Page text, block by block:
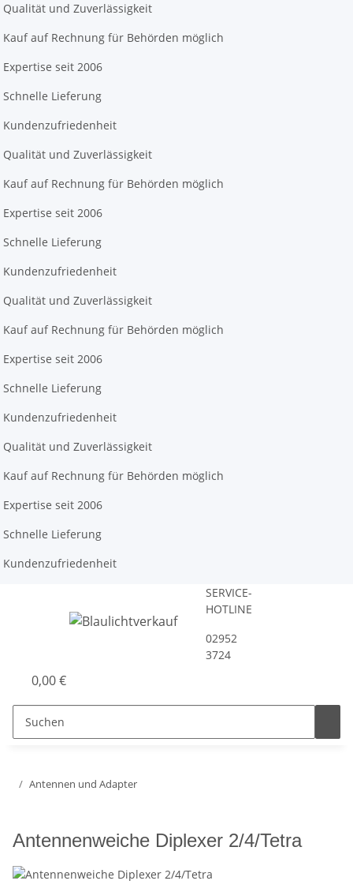
Qualität und Zuverlässigkeit
Kauf auf Rechnung für Behörden möglich
Expertise seit 2006
Schnelle Lieferung
Kundenzufriedenheit
Qualität und Zuverlässigkeit
Kauf auf Rechnung für Behörden möglich
Expertise seit 2006
Schnelle Lieferung
Kundenzufriedenheit
Qualität und Zuverlässigkeit
Kauf auf Rechnung für Behörden möglich
Expertise seit 2006
Schnelle Lieferung
Kundenzufriedenheit
Qualität und Zuverlässigkeit
Kauf auf Rechnung für Behörden möglich
Expertise seit 2006
Schnelle Lieferung
Kundenzufriedenheit
SERVICE-
HOTLINE
02952
3724
0,00 €
Antennen und Adapter
Antennenweiche Diplexer 2/4/Tetra